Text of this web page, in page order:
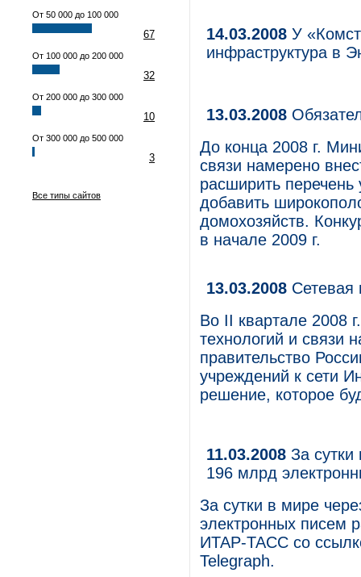
От 50 000 до 100 000
67
От 100 000 до 200 000
32
От 200 000 до 300 000
10
От 300 000 до 500 000
3
Все типы сайтов
14.03.2008 У
инфраструктура в
13.03.2008
До конца 2008 г.
связи намерено
расширить перечень
добавить
домохозяйств.
в начале 2009 г.
13.03.2008 Сетевая
Во II квартале 2008
технологий и связи
правительство
учреждений к сети
решение, которое
11.03.2008 За сутки
196 млрд
За сутки в мире
электронных писем
ИТАР-ТАСС со
Telegraph.